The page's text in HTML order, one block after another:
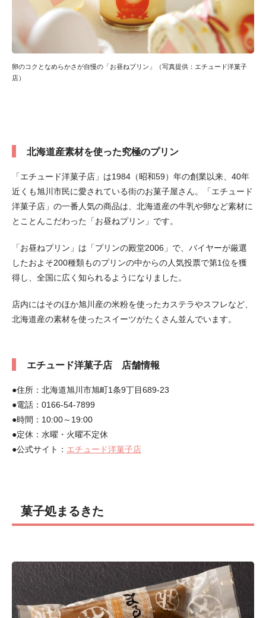
卵のコクとなめらかさが自慢の「お昼ねプリン」（写真提供：エチュード洋菓子
店）
北海道産素材を使った究極のプリン
「エチュード洋菓子店」は1984（昭和59）年の創業以来、40年
近くも旭川市民に愛されている街のお菓子屋さん。「エチュード
洋菓子店」の一番人気の商品は、北海道産の牛乳や卵など素材に
とことんこだわった「お昼ねプリン」です。
「お昼ねプリン」は「プリンの殿堂2006」で、バイヤーが厳選
したおよそ200種類ものプリンの中からの人気投票で第1位を獲
得し、全国に広く知られるようになりました。
店内にはそのほか旭川産の米粉を使ったカステラやスフレなど、
北海道産の素材を使ったスイーツがたくさん並んでいます。
エチュード洋菓子店 店舗情報
●住所：北海道旭川市旭町1条9丁目689-23
●電話：0166-54-7899
●時間：10:00～19:00
●定休：水曜・火曜不定休
●公式サイト： エチュード洋菓子店
菓子処まるきた